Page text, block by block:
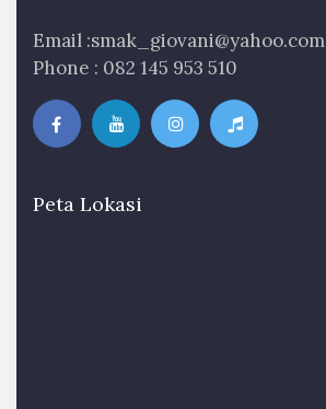
Email :smak_giovani@yahoo.com
Phone : 082 145 953 510
Peta Lokasi